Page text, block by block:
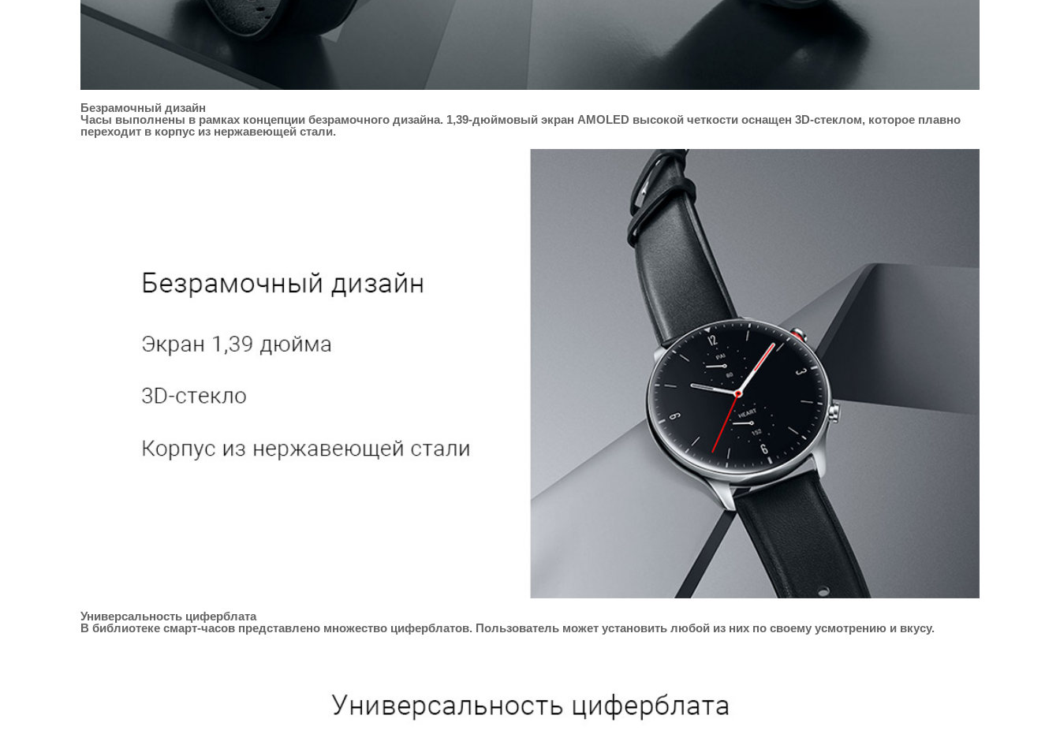
Безрамочный дизайн
Часы выполнены в рамках концепции безрамочного дизайна. 1,39-дюймовый экран AMOLED высокой четкости оснащен 3D-стеклом, которое плавно
переходит в корпус из нержавеющей стали.
Универсальность циферблата
В библиотеке смарт-часов представлено множество циферблатов. Пользователь может установить любой из них по своему усмотрению и вкусу.